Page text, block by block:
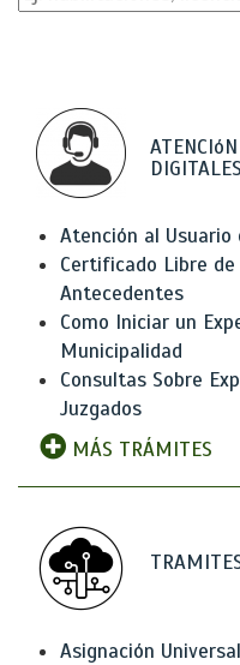
DIGITALES
Atención al
Certificado Libre
Antecedentes
Como Iniciar un
Municipalidad
Consultas Sobre
Juzgados
MÁS TRÁMITES
Asignación